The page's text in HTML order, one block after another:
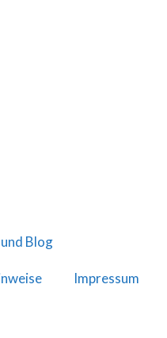
Blog
Impressum